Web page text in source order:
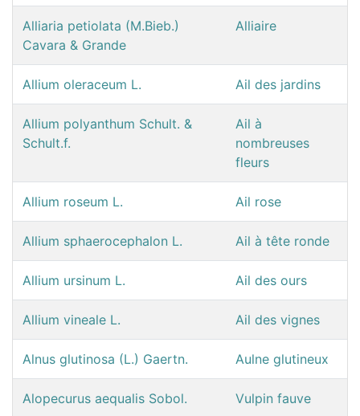
Alliaria petiolata (M.Bieb.)
Cavara & Grande
Alliaire
Allium oleraceum L. Ail des jardins
Allium polyanthum Schult. &
Schult.f.
Ail à
nombreuses
fleurs
Allium roseum L. Ail rose
Allium sphaerocephalon L. Ail à tête ronde
Allium ursinum L. Ail des ours
Allium vineale L. Ail des vignes
Alnus glutinosa (L.) Gaertn. Aulne glutineux
Alopecurus aequalis Sobol. Vulpin fauve